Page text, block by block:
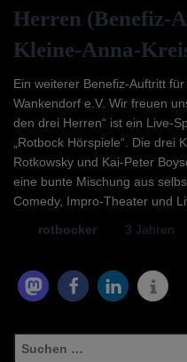
Herren (Benefiz-
Kleine-Anna-
Ein weiterer Benefiz-Auftritt
Wankendorf e.V. Wir freuen
den drei Herren“ ist ein Live-
„Rotbock Hörspiele“. Die drei
Rotkowsky und Kai-Peter
eine bunte Mischung aus
Comedy, Impro-Theater und
rotbocker 3 Jahren